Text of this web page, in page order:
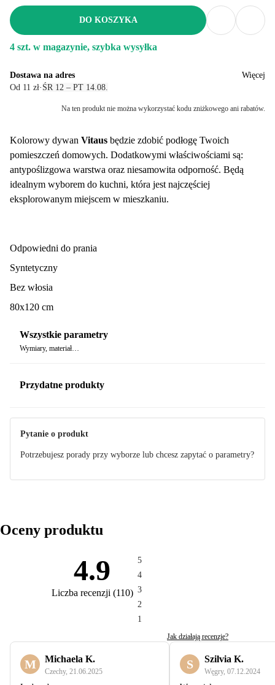
DO KOSZYKA
4 szt. w magazynie, szybka wysyłka
Dostawa na adres
Od 11 zł· ŚR 12 – PT 14.08.
Więcej
Na ten produkt nie można wykorzystać kodu zniżkowego ani rabatów.
Kolorowy dywan Vitaus będzie zdobić podłogę Twoich
pomieszczeń domowych. Dodatkowymi właściwościami są:
antypoślizgowa warstwa oraz niesamowita odporność. Będą
idealnym wyborem do kuchni, która jest najczęściej
eksplorowanym miejscem w mieszkaniu.
Odpowiedni do prania
Syntetyczny
Bez włosia
80x120 cm
Wszystkie parametry
Wymiary, materiał…
Przydatne produkty
Pytanie o produkt
Potrzebujesz porady przy wyborze lub chcesz zapytać o parametry?
Oceny produktu
4.9
Liczba recenzji (110)
5
4
3
2
1
Jak działają recenzje?
M Michaela K.
Czechy, 21.06.2025
S Szilvia K.
Węgry, 07.12.2024